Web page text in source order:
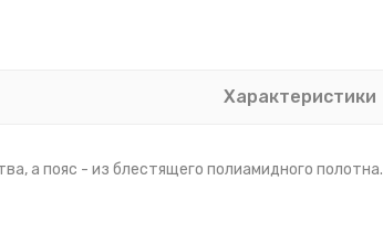
Характеристики
а пояс - из блестящего полиамидного полотна.